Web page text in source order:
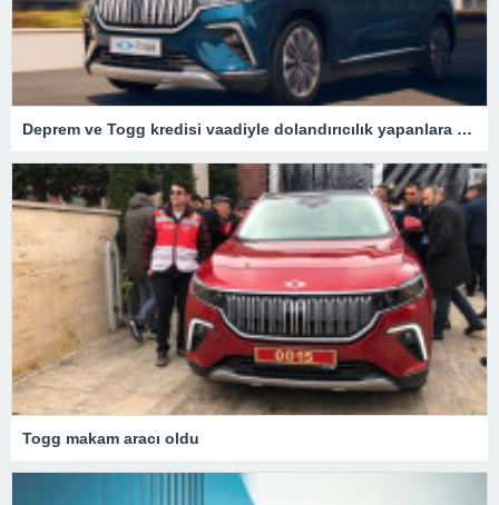
Deprem ve Togg kredisi vaadiyle dolandırıcılık yapanlara operasyon – Son Dakika Türkiye Haberleri
Togg makam aracı oldu